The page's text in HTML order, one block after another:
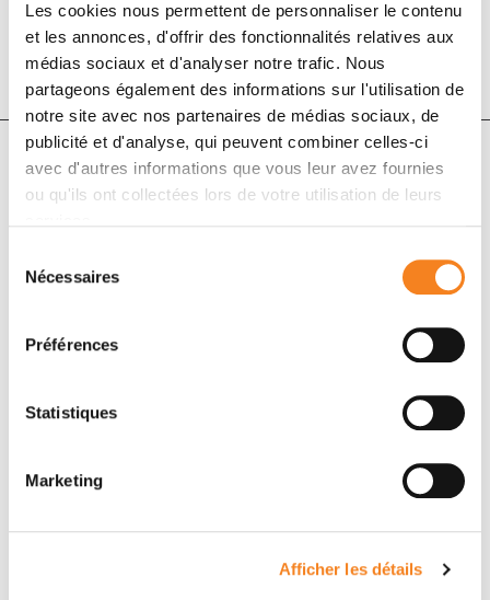
Les cookies nous permettent de personnaliser le contenu
et les annonces, d'offrir des fonctionnalités relatives aux
médias sociaux et d'analyser notre trafic. Nous
partageons également des informations sur l'utilisation de
notre site avec nos partenaires de médias sociaux, de
publicité et d'analyse, qui peuvent combiner celles-ci
avec d'autres informations que vous leur avez fournies
ou qu'ils ont collectées lors de votre utilisation de leurs
Nécessaires
Préférences
Statistiques
Marketing
Afficher les détails
DOI :10.1186/s13046-019-1145-8
Auteurs
Maureen Keller, Fatéméh Dubois, Sylvain Teulier,
Alexandre P. J. Martin, Jérôme Levallet, Elodie Maille,
Emmanuel Bergot, Jacques Camonis, Gérard